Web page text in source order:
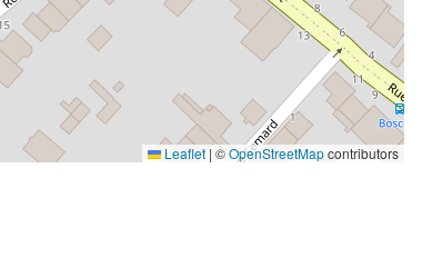
Leaflet | ©OpenStreetMapcontributors